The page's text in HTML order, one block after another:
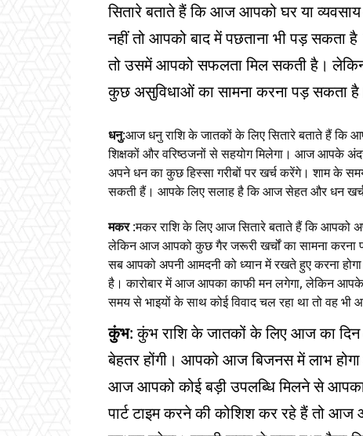
सितारे बताते हैं कि आज आपको घर या व्यवसाय
नहीं तो आपको बाद में पछताना भी पड़ सकता
तो उसमें आपको सफलता मिल सकती है।
कुछ असुविधाओं का सामना करना पड़ सकता
धनु:आज धनु राशि के जातकों के लिए सितारे बताते हैं कि
शिक्षकों और वरिष्ठजनों से सहयोग मिलेगा। आज आपके
अपने धन का कुछ हिस्सा गरीबों पर खर्च करेंगे। शाम के
सकती हैं। आपके लिए सलाह है कि आज सेहत और धन खर्च
मकर:मकर राशि के लिए आज सितारे बताते हैं कि आपको
लेकिन आज आपको कुछ गैर जरूरी खर्चों का सामना करना
सब आपको अपनी आमदनी को ध्यान में रखते हुए करना
है। कारोबार में आज आपका काफी मन लगेगा, लेकिन
समय से भाइयों के साथ कोई विवाद चल रहा था तो वह भी
कुंभ: कुंभ राशि के जातकों के लिए आज का दिन
बेहतर होंगी। आपको आज बिजनस में लाभ
आज आपको कोई बड़ी उपलब्धि मिलने से
पार्ट टाइम करने की कोशिश कर रहे हैं तो